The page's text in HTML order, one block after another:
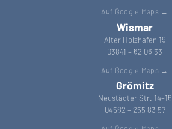
Auf Google Maps →
Wismar
Alter Holzhafen 19
03841 – 62 06 33
Auf Google Maps →
Grömitz
Neustädter Str. 14–16
04562 – 255 83 57